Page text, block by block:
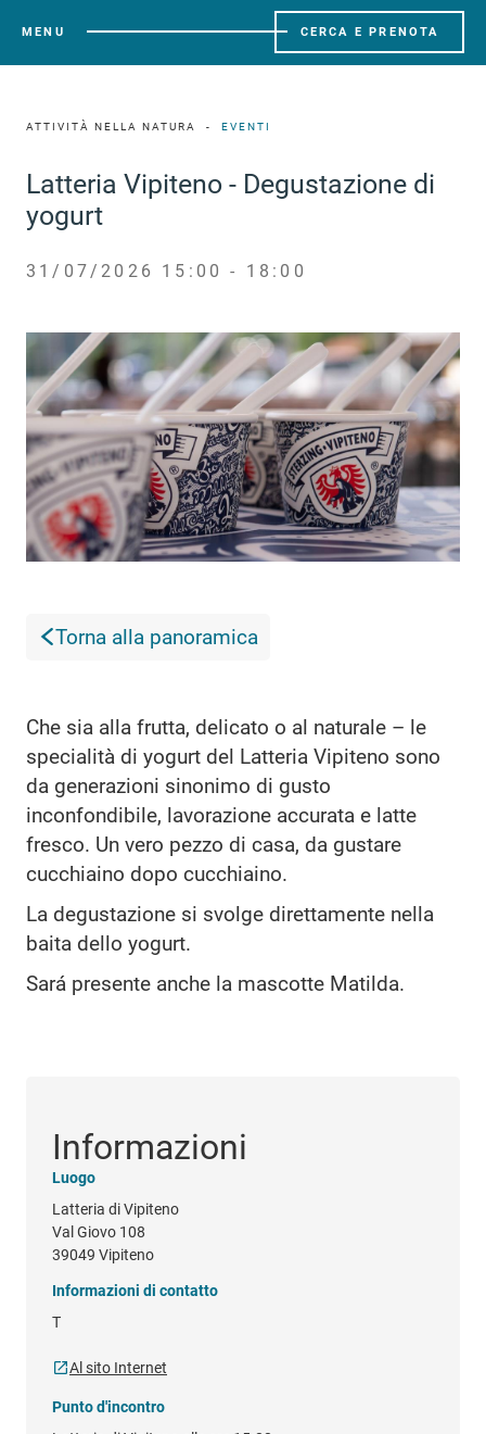
MENU CERCA E PRENOTA
ATTIVITÀ NELLA NATURA EVENTI
Latteria Vipiteno - Degustazione di
yogurt
31/07/2026 15:00 - 18:00
Torna alla panoramica
Che sia alla frutta, delicato o al naturale – le
specialità di yogurt del Latteria Vipiteno sono
da generazioni sinonimo di gusto
inconfondibile, lavorazione accurata e latte
fresco. Un vero pezzo di casa, da gustare
cucchiaino dopo cucchiaino.
La degustazione si svolge direttamente nella
baita dello yogurt.
Sará presente anche la mascotte Matilda.
Informazioni
Luogo
Latteria di Vipiteno
Val Giovo 108
39049 Vipiteno
Informazioni di contatto
T
Al sito Internet
Punto d'incontro